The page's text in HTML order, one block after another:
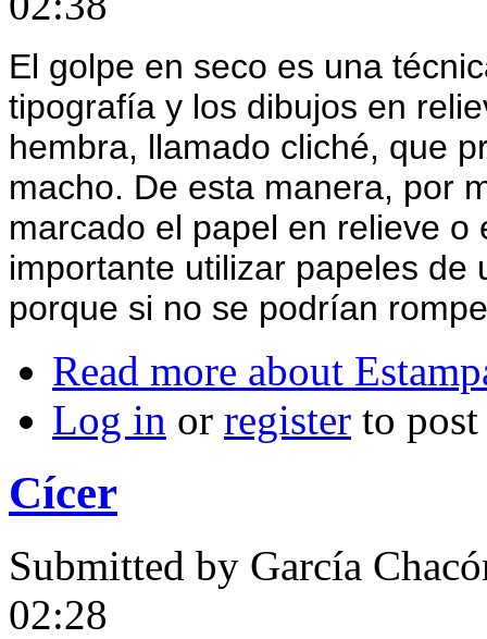
El golpe en seco es una
tipografía y los dibujos en
hembra, llamado cliché, que
macho. De esta manera, por
marcado el papel en relieve
importante utilizar papeles
porque si no se podrían
Read more about
Log in or register to
Cícer
Submitted by García
02:28